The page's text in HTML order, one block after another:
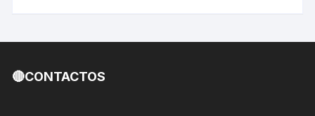
🔴CONTACTOS